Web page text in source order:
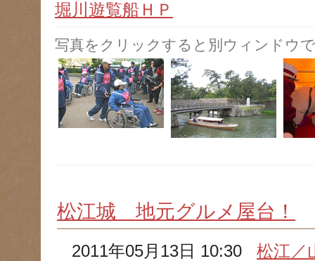
堀川遊覧船ＨＰ
写真をクリックすると別ウィンドウ
松江城 地元グルメ屋台！
2011年05月13日 10:30松江／